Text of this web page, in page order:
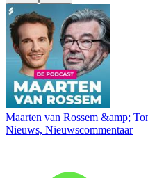
Maarten van Rossem &amp;
Nieuws, Nieuwscommentaar